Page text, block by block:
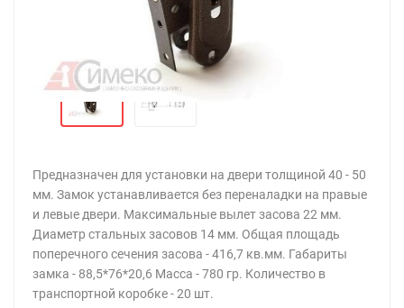
Предназначен для установки на двери толщиной 40 - 50
мм. Замок устанавливается без переналадки на правые
и левые двери. Максимальные вылет засова 22 мм.
Диаметр стальных засовов 14 мм. Общая площадь
поперечного сечения засова - 416,7 кв.мм. Габариты
замка - 88,5*76*20,6 Масса - 780 гр. Количество в
транспортной коробке - 20 шт.